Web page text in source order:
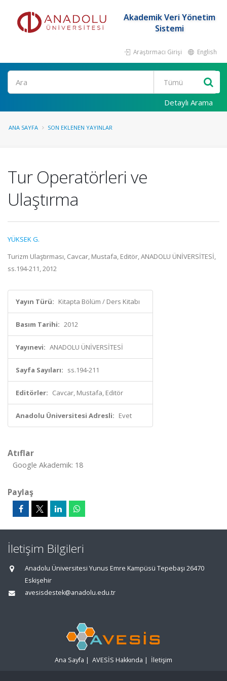
Akademik Veri Yönetim
Sistemi
Araştırmacı Girişi English
Ara
Detaylı Arama
ANA SAYFA SON EKLENEN YAYINLAR
Tur Operatörleri ve
Ulaştırma
YÜKSEK G.
Turizm Ulaştırması, Cavcar, Mustafa, Editör, ANADOLU ÜNİVERSİTESİ,
ss.194-211, 2012
Yayın Türü: Kitapta Bölüm / Ders Kitabı
Basım Tarihi: 2012
Yayınevi: ANADOLU ÜNİVERSİTESİ
Sayfa Sayıları: ss.194-211
Editörler: Cavcar, Mustafa, Editör
Anadolu Üniversitesi Adresli: Evet
Atıflar
Google Akademik: 18
Paylaş
İletişim Bilgileri
Anadolu Üniversitesi Yunus Emre Kampüsü Tepebaşı 26470
Eskişehir
avesisdestek@anadolu.edu.tr
Ana Sayfa | AVESİS Hakkında | İletişim